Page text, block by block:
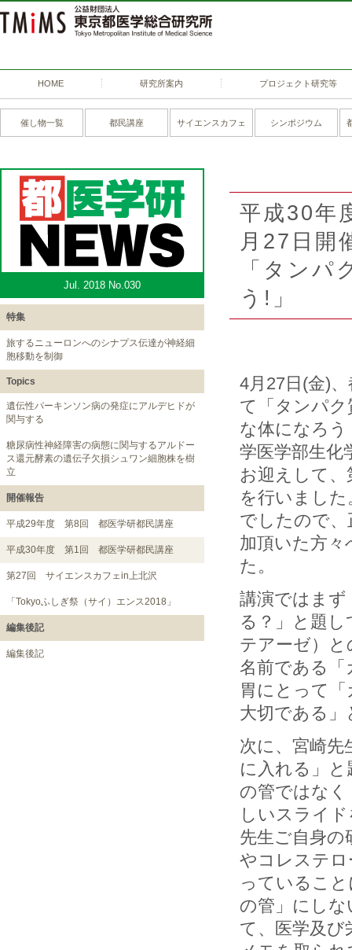
HOME 研究所案内 プロジェクト研究等
催し物一覧 都民講座 サイエンスカフェ シンポジウム
Jul. 2018 No.030
特集
旅するニューロンへのシナプス伝達が神経細
胞移動を制御
Topics
遺伝性パーキンソン病の発症にアルデヒドが
関与する
糖尿病性神経障害の病態に関与するアルドー
ス還元酵素の遺伝子欠損シュワン細胞株を樹
立
開催報告
平成29年度 第8回 都医学研都民講座
平成30年度 第1回 都医学研都民講座
第27回 サイエンスカフェin上北沢
「Tokyoふしぎ祭（サイ）エンス2018」
編集後記
編集後記
平成30年
月27日開
「タン
う!」
4月27日(金)
て「タンパ
な体になろう
学医学部生化
お迎えして、
を行いまし
でしたので、
加頂いた方
た。
講演ではま
る？」と題
テアーゼ）
名前である
胃にとって
大切である
次に、宮崎先
に入れる」
の管ではな
しいスライ
先生ご自身
やコレステ
っているこ
の管」にし
て、医学及び